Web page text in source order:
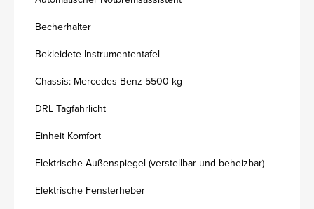
Becherhalter
Bekleidete Instrumententafel
Chassis: Mercedes-Benz 5500 kg
DRL Tagfahrlicht
Einheit Komfort
Elektrische Außenspiegel (verstellbar und beheizbar)
Elektrische Fensterheber